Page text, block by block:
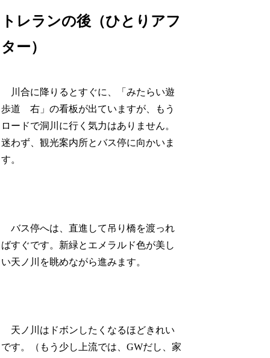
トレランの後（ひとりアフ
ター）
川合に降りるとすぐに、「みたらい遊
歩道 右」の看板が出ていますが、もう
ロードで洞川に行く気力はありません。
迷わず、観光案内所とバス停に向かいま
す。
バス停へは、直進して吊り橋を渡っれ
ばすぐです。新緑とエメラルド色が美し
い天ノ川を眺めながら進みます。
天ノ川はドボンしたくなるほどきれい
です。（もう少し上流では、GWだし、家